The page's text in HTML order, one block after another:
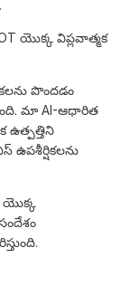
యొక్క విప్లవాత్మక
పొందడం
మా AI-ఆధారిత
ఉత్పత్తిని
ఉపశీర్షికలను
యొక్క